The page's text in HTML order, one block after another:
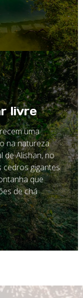
livre
uma
na natureza
de Alishan, no
cedros gigantes
que
de chá